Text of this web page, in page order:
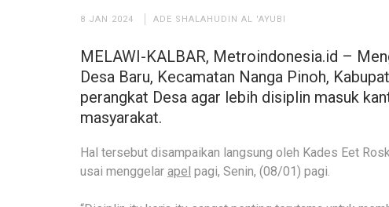
8 JAN 2024 ADE SHALAHUDIN AL 'AYUBI
MELAWI-KALBAR, Metroindonesia.id –
Desa Baru, Kecamatan Nanga Pinoh,
perangkat Desa agar lebih disiplin masuk
masyarakat.
Hal tersebut disampaikan langsung oleh Kades Eet
usai menggelar apel pagi, Senin, (08/01) pagi.